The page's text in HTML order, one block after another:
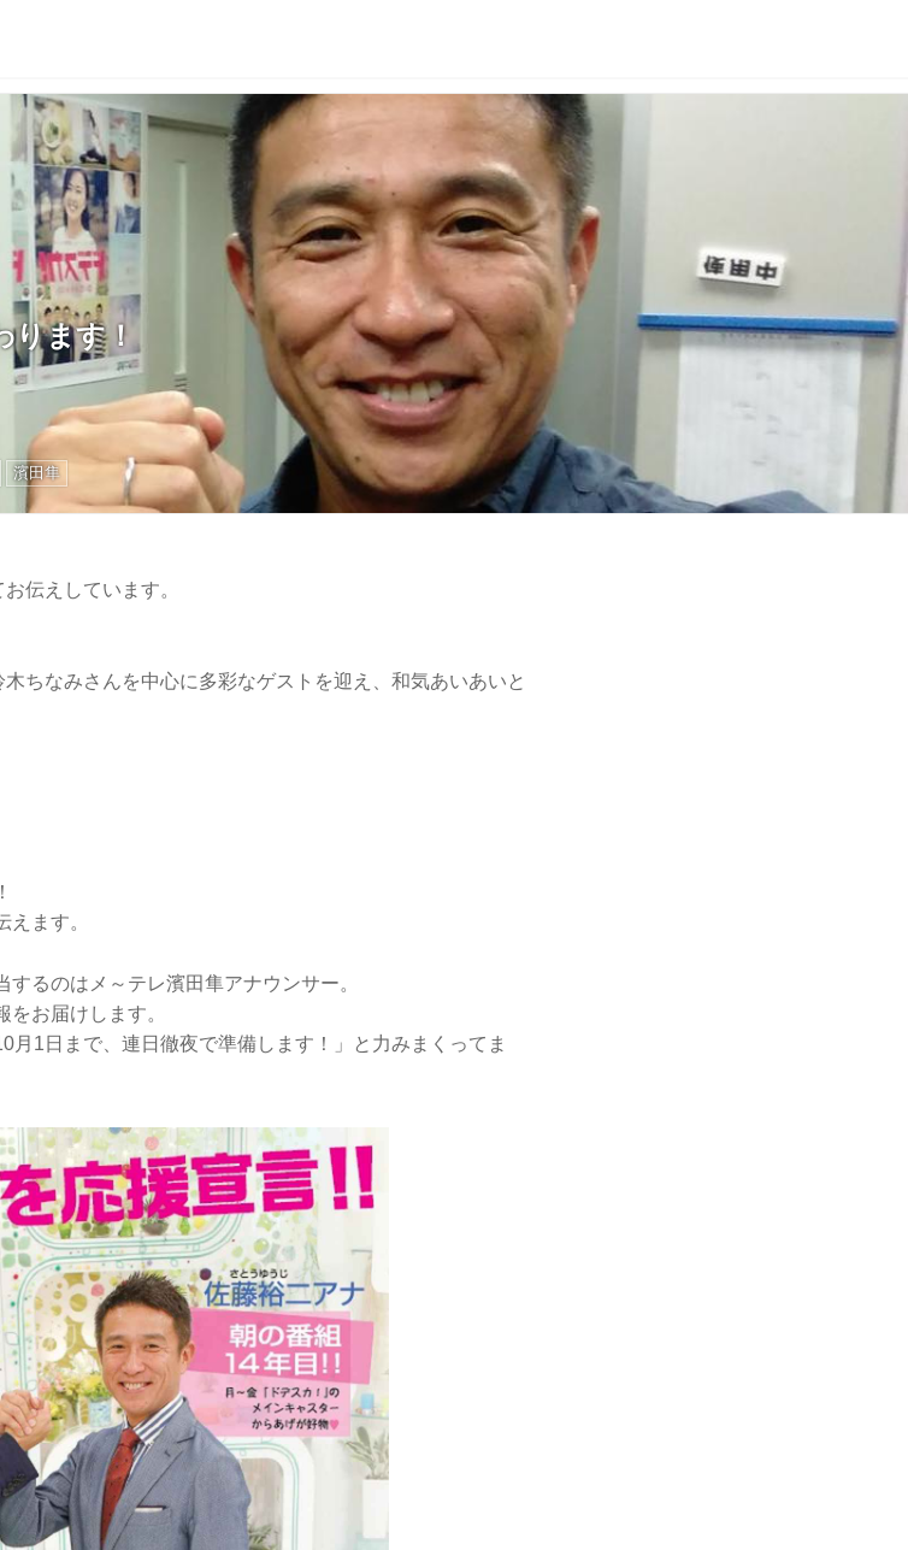
ります！
濱田隼
伝えしています。
ちなみさんを中心に多彩なゲストを迎え、和気あいあいと
えます。
るのはメ～テレ濱田隼アナウンサー。
お届けします。
月1日まで、連日徹夜で準備します！」と力みまくってま